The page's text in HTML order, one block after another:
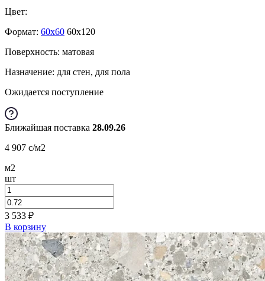
Цвет:
Формат: 60x60 60x120
Поверхность: матовая
Назначение: для стен, для пола
Ожидается поступление
Ближайшая поставка 28.09.26
4 907 c/м2
м2
шт
3 533 ₽
В корзину